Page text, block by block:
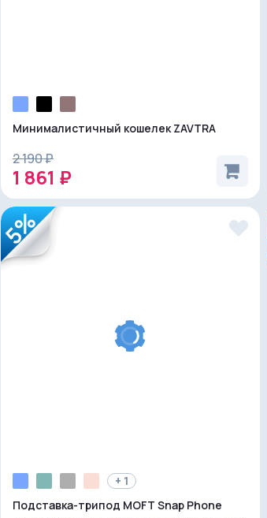
Минималистичный кошелек ZAVTRA
2 190 ₽
1 861 ₽
5%
+ 1
Подставка-трипод MOFT Snap Phone